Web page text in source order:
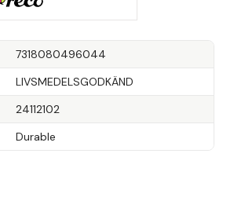
7318080496044
LIVSMEDELSGODKÄND
24112102
Durable